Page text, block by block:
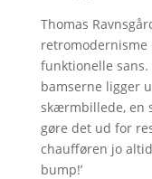
Thomas
retromodernisme
funktionelle sans.
bamserne ligger
skærmbillede, en
gøre det ud for
chaufføren jo altid
bump!’